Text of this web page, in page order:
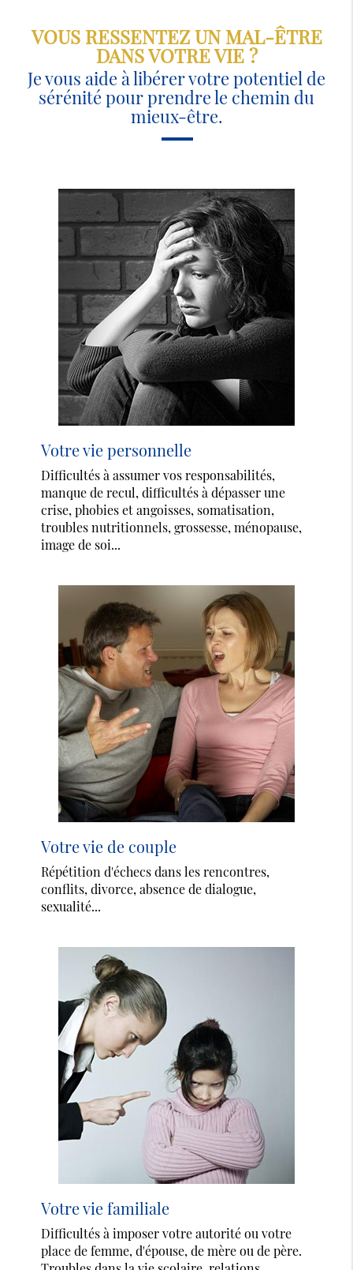
VOUS RESSENTEZ UN MAL-ÊTRE
DANS VOTRE VIE ?
Je vous aide à libérer votre potentiel de
sérénité pour prendre le chemin du
mieux-être.
Votre vie personnelle
Difficultés à assumer vos responsabilités,
manque de recul, difficultés à dépasser une
crise, phobies et angoisses, somatisation,
troubles nutritionnels, grossesse, ménopause,
image de soi...
Votre vie de couple
Répétition d'échecs dans les rencontres,
conflits, divorce, absence de dialogue,
sexualité...
Votre vie familiale
Difficultés à imposer votre autorité ou votre
place de femme, d'épouse, de mère ou de père.